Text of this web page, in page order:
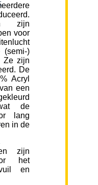
zijn
voor
)
Ze zijn
De
Acryl
een
de
lang
in de
zijn
het
en